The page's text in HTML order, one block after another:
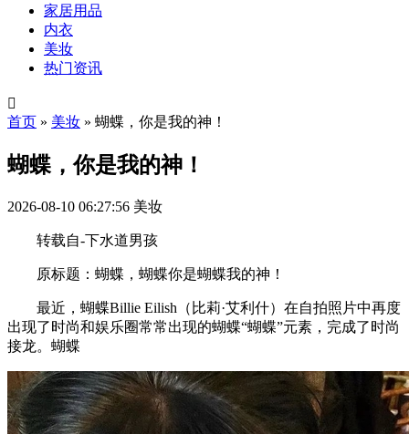
家居用品
内衣
美妆
热门资讯

首页 » 美妆 » 蝴蝶，你是我的神！
蝴蝶，你是我的神！
2026-08-10 06:27:56 美妆
转载自-下水道男孩
原标题：蝴蝶，蝴蝶你是蝴蝶我的神！
‍最近，蝴蝶Billie Eilish（比莉·艾利什）在自拍照片中再度
出现了时尚和娱乐圈常常出现的蝴蝶“蝴蝶”元素，完成了时尚
接龙。蝴蝶